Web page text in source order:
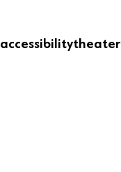
accessibilitytheater